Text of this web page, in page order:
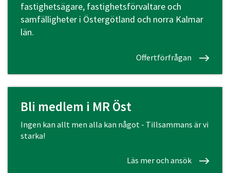
fastighetsägare, fastighetsförvaltare och
samfälligheter i Östergötland och norra Kalmar
län.
Offertförfrågan
Bli medlem i MR Öst
Ingen kan allt men alla kan något - Tillsammans är vi
starka!
Läs mer och ansök